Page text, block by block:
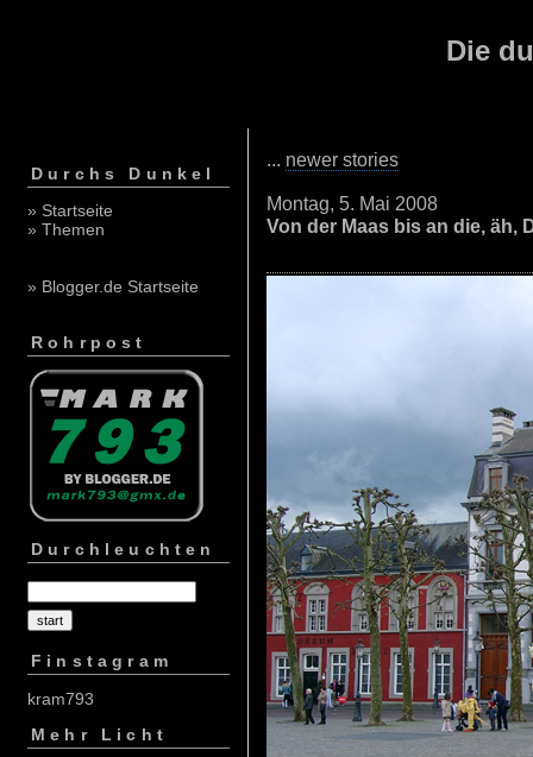
Die
Durchs Dunkel
» Startseite
» Themen
» Blogger.de Startseite
Rohrpost
Durchleuchten
Finstagram
kram793
Mehr Licht
... newer stories
Montag, 5. Mai 2008
Von der Maas bis an die, äh,